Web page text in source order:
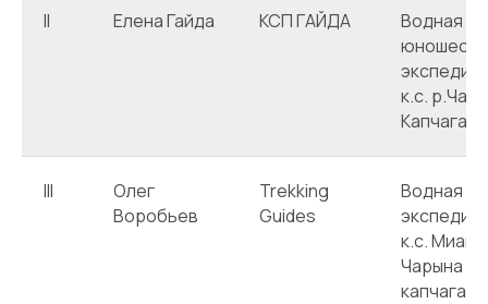
II Елена Гайда КСП ГАЙДА
Водная
к.с.
Капчагай
III
Олег
Воробьев
Trekking
Guides
Водная
к.с.
Чарына -
капчагай